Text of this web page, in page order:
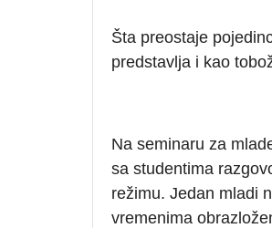
Šta preostaje
predstavlja i kao
Na seminaru za
sa studentima
režimu. Jedan mladi
vremenima